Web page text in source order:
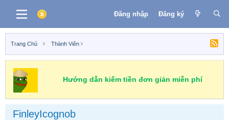
Đăng nhập Đăng ký
Trang Chủ Thành Viên
Hướng dẫn kiếm tiền đơn giản miễn phí
FinleyIcognob